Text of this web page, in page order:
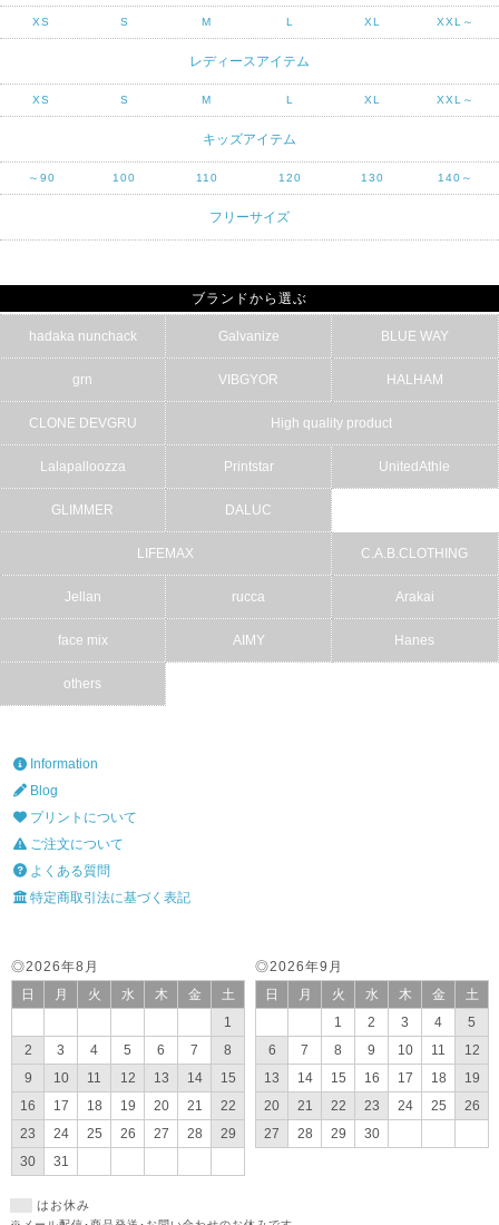
XS S M L XL XXL～
レディースアイテム
XS S M L XL XXL～
キッズアイテム
～90 100 110 120 130 140～
フリーサイズ
ブランドから選ぶ
hadaka nunchack Galvanize BLUE WAY
grn VIBGYOR HALHAM
CLONE DEVGRU High quality product
Lalapalloozza Printstar UnitedAthle
GLIMMER DALUC
LIFEMAX C.A.B.CLOTHING
Jellan rucca Arakai
face mix AIMY Hanes
others
Information
Blog
プリントについて
ご注文について
よくある質問
特定商取引法に基づく表記
◎2026年9月
日
月 火 水 木 金
土
1
2 3 4
5
6
7 8 9 10 11
12
13
14 15 16 17 18
19
20
21 22 23 24 25
26
27
28 29 30
◎2026年8月
日
月 火 水 木 金
土
1
2
3 4 5 6 7
8
9
10 11 12 13 14
15
16
17 18 19 20 21
22
23
24 25 26 27 28
29
30
31
はお休み